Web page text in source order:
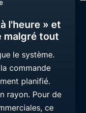
l'heure » et
malgré tout
le système.
commande
planifié.
rayon. Pour de
ce